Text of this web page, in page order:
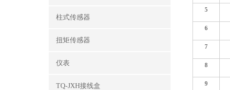
柱式传感器
扭矩传感器
仪表
TQ-JXH接线盒
5
6
7
8
9